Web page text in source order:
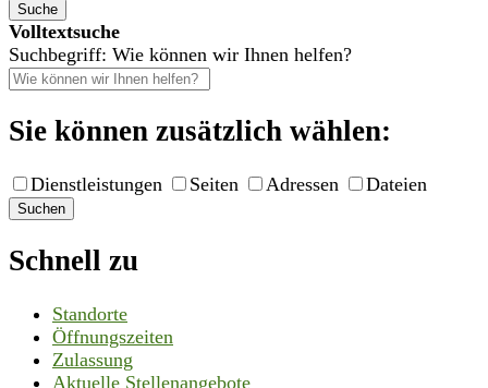
Suche
Volltextsuche
Suchbegriff: Wie können wir Ihnen helfen?
Sie können zusätzlich wählen:
Dienstleistungen Seiten Adressen Dateien
Suchen
Schnell zu
Standorte
Öffnungszeiten
Zulassung
Aktuelle Stellenangebote